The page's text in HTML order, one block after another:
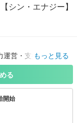
シン・エナジー】
運営・支援を行うと
生可能エネルギー
家庭に合わせてプラ
もっと見る
る
開始